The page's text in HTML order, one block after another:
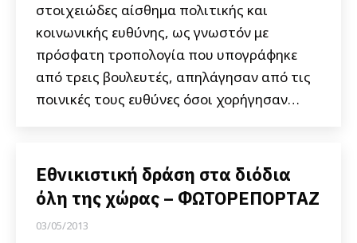
στοιχειώδες αίσθημα πολιτικής και
κοινωνικής ευθύνης, ως γνωστόν με
πρόσφατη τροπολογία που υπογράφηκε
από τρεις βουλευτές, απηλάγησαν από τις
ποινικές τους ευθύνες όσοι χορήγησαν…
Εθνικιστική δράση στα διόδια
όλη της χώρας – ΦΩΤΟΡΕΠΟΡΤΑΖ
03/05/2013